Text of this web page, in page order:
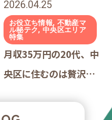
2026.04.25
お役立ち情報, 不動産マ
ル秘テク, 中央区エリア
特集
月収35万円の20代、中
央区に住むのは贅沢か
速させる「2年戦略」